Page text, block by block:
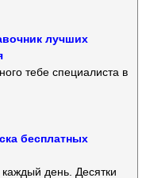
лучших
тебе специалиста в
бесплатных
день. Десятки